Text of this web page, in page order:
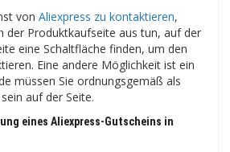
von Aliexpress zu kontaktieren,
der Produktkaufseite aus tun, auf der
eine Schaltfläche finden, um den
Eine andere Möglichkeit ist ein
müssen Sie ordnungsgemäß als
auf der Seite.
eines Aliexpress-Gutscheins in